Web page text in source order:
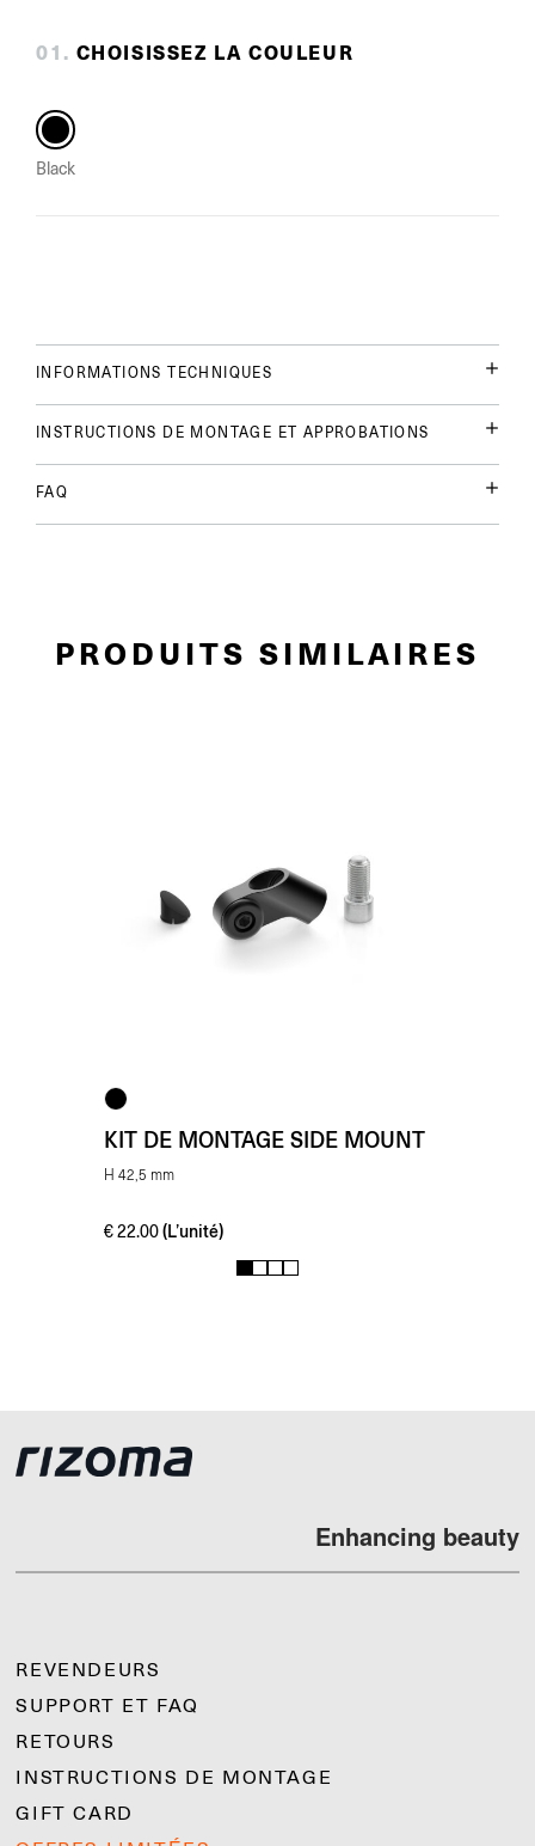
01 . CHOISISSEZ LA COULEUR
Black
INFORMATIONS TECHNIQUES
INSTRUCTIONS DE MONTAGE ET APPROBATIONS
FAQ
PRODUITS SIMILAIRES
KIT DE MONTAGE SIDE MOUNT
H 42,5 mm
€22.00 (L’unité)
1 2 3 4
Enhancing beauty
REVENDEURS
SUPPORT ET FAQ
RETOURS
INSTRUCTIONS DE MONTAGE
GIFT CARD